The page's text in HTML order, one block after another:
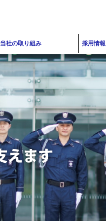
当社の取り組み 採用情報